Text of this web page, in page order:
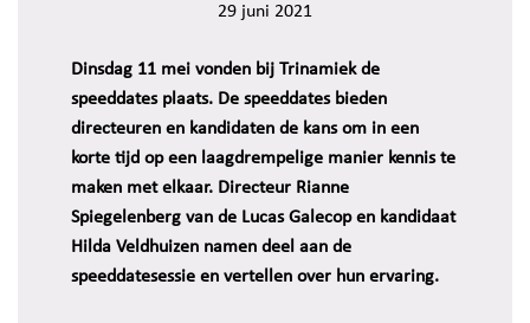
29 juni 2021
Dinsdag 11 mei vonden bij Trinamiek de
speeddates plaats. De speeddates bieden
directeuren en kandidaten de kans om in een
korte tijd op een laagdrempelige manier kennis te
maken met elkaar. Directeur Rianne
Spiegelenberg van de Lucas Galecop en kandidaat
Hilda Veldhuizen namen deel aan de
speeddatesessie en vertellen over hun ervaring.